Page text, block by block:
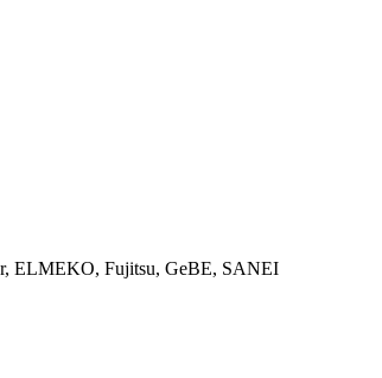
ELMEKO, Fujitsu, GeBE, SANEI